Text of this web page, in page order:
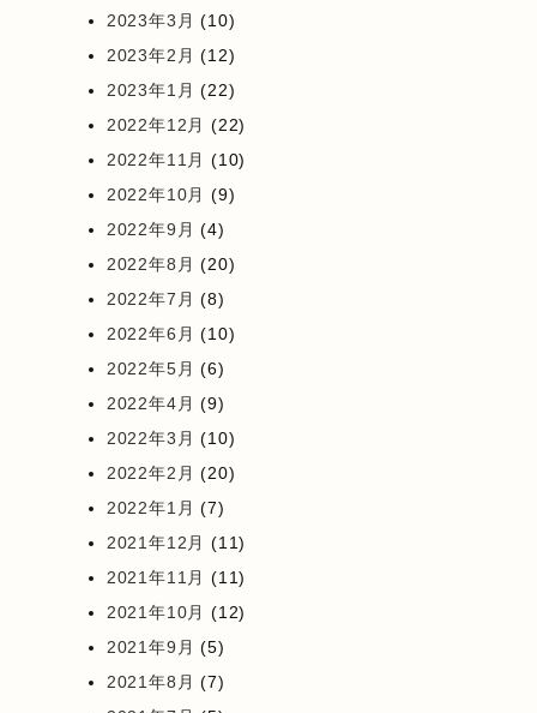
2023年3月 (10)
2023年2月 (12)
2023年1月 (22)
2022年12月 (22)
2022年11月 (10)
2022年10月 (9)
2022年9月 (4)
2022年8月 (20)
2022年7月 (8)
2022年6月 (10)
2022年5月 (6)
2022年4月 (9)
2022年3月 (10)
2022年2月 (20)
2022年1月 (7)
2021年12月 (11)
2021年11月 (11)
2021年10月 (12)
2021年9月 (5)
2021年8月 (7)